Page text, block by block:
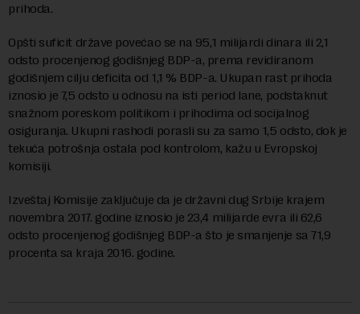
prihoda.
Opšti suficit države povećao se na 95,1 milijardi dinara ili 2,1
odsto procenjenog godišnjeg BDP-a, prema revidiranom
godišnjem cilju deficita od 1,1 % BDP-a. Ukupan rast prihoda
iznosio je 7,5 odsto u odnosu na isti period lane, podstaknut
snažnom poreskom politikom i prihodima od socijalnog
osiguranja. Ukupni rashodi porasli su za samo 1,5 odsto, dok je
tekuća potrošnja ostala pod kontrolom, kažu u Evropskoj
komisiji.
Izveštaj Komisije zaključuje da je državni dug Srbije krajem
novembra 2017. godine iznosio je 23,4 milijarde evra ili 62,6
odsto procenjenog godišnjeg BDP-a što je smanjenje sa 71,9
procenta sa kraja 2016. godine.